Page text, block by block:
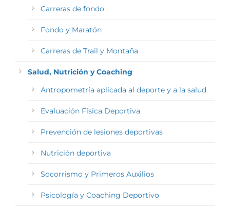
Carreras de fondo
Fondo y Maratón
Carreras de Trail y Montaña
Salud, Nutrición y Coaching
Antropometría aplicada al deporte y a la salud
Evaluación Física Deportiva
Prevención de lesiones deportivas
Nutrición deportiva
Socorrismo y Primeros Auxilios
Psicología y Coaching Deportivo